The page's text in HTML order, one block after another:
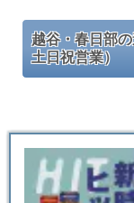
越谷・春日部
土日祝営業）